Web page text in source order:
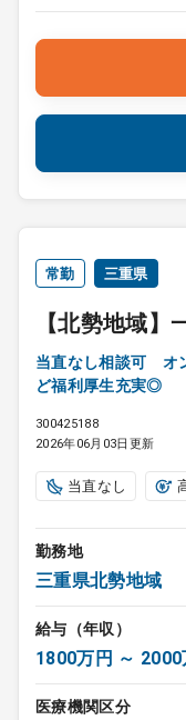
常勤 三重県
【北勢地域
当直なし相談可 オ
ど福利厚生充実◎
300425188
2026年06月03日更新
当直なし
勤務地
三重県北勢地域
給与（年収）
1800万円 ～
医療機関区分